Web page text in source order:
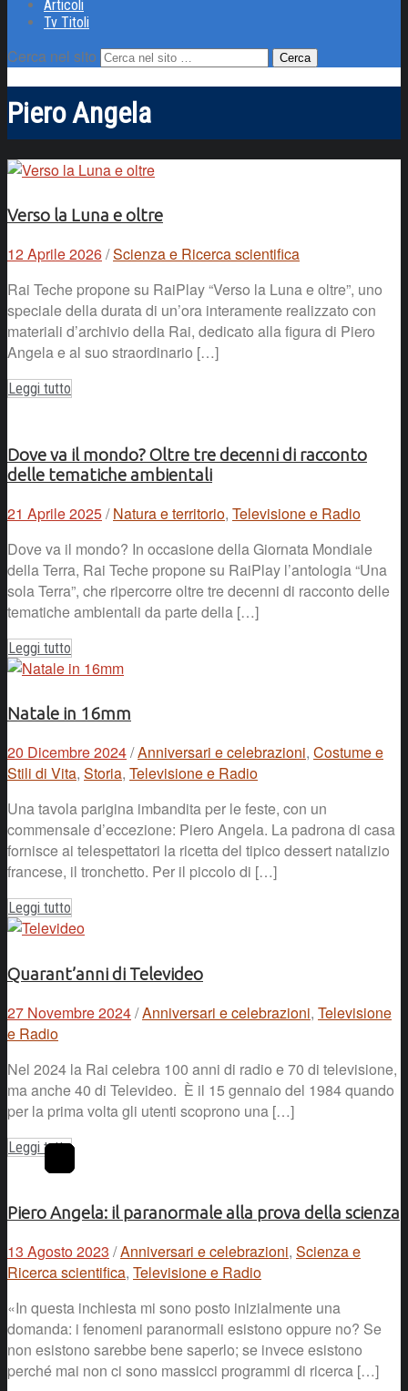
Articoli
Tv Titoli
Cerca nel sito
Piero Angela
Verso la Luna e oltre
12 Aprile 2026/Scienza e Ricerca scientifica
Rai Teche propone su RaiPlay “Verso la Luna e oltre”, uno
speciale della durata di un’ora interamente realizzato con
materiali d’archivio della Rai, dedicato alla figura di Piero
Angela e al suo straordinario […]
Leggi tutto
Dove va il mondo? Oltre tre decenni di racconto
delle tematiche ambientali
21 Aprile 2025/ Natura e territorio, Televisione e Radio
Dove va il mondo? In occasione della Giornata Mondiale
della Terra, Rai Teche propone su RaiPlay l’antologia “Una
sola Terra”, che ripercorre oltre tre decenni di racconto delle
tematiche ambientali da parte della […]
Leggi tutto
Natale in 16mm
20 Dicembre 2024/Anniversari e celebrazioni, Costume e
Stili di Vita, Storia, Televisione e Radio
Una tavola parigina imbandita per le feste, con un
commensale d’eccezione: Piero Angela. La padrona di casa
fornisce ai telespettatori la ricetta del tipico dessert natalizio
francese, il tronchetto. Per il piccolo di […]
Leggi tutto
Quarant’anni di Televideo
27 Novembre 2024/Anniversari e celebrazioni, Televisione
e Radio
Nel 2024 la Rai celebra 100 anni di radio e 70 di televisione,
ma anche 40 di Televideo. È il 15 gennaio del 1984 quando
per la prima volta gli utenti scoprono una […]
Leggi tutto
Piero Angela: il paranormale alla prova della scienza
13 Agosto 2023 /Anniversari e celebrazioni, Scienza e
Ricerca scientifica, Televisione e Radio
«In questa inchiesta mi sono posto inizialmente una
domanda: i fenomeni paranormali esistono oppure no? Se
non esistono sarebbe bene saperlo; se invece esistono
perché mai non ci sono massicci programmi di ricerca […]